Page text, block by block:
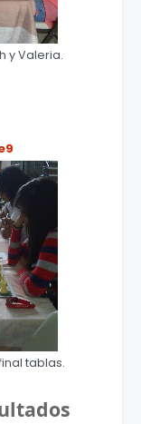
y Valeria.
tablas.